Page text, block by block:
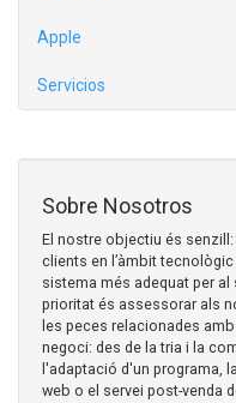
Apple
Servicios
Sobre Nosotros
El nostre objectiu és
clients en l’àmbit tecnològic
sistema més adequat per
prioritat és assessorar als
les peces relacionades
negoci: des de la tria i la
l'adaptació d'un programa,
web o el servei post-venda